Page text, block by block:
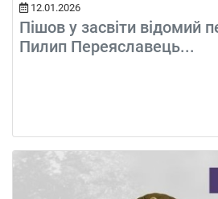
12.01.2026
Пішов у засвіти відомий
Пилип Переяславець...